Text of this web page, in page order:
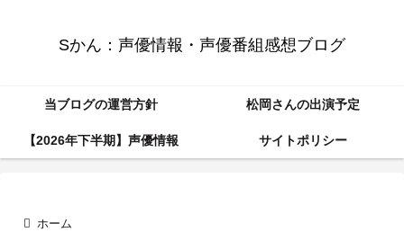
Sかん：声優情報・声優番組感想ブログ
当ブログの運営方針 松岡さんの出演予定
【2026年下半期】声優情報 サイトポリシー
ホーム